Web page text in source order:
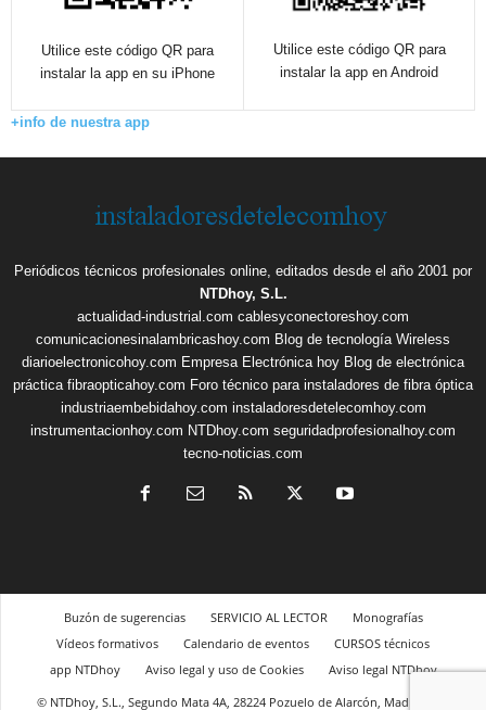
Utilice este código QR para
instalar la app en su iPhone
Utilice este código QR para
instalar la app en Android
+info de nuestra app
Periódicos técnicos profesionales online, editados desde el año 2001 por
NTDhoy, S.L.
actualidad-industrial.com cablesyconectoreshoy.com
comunicacionesinalambricashoy.com Blog de tecnología Wireless
diarioelectronicohoy.com Empresa Electrónica hoy Blog de electrónica
práctica fibraopticahoy.com Foro técnico para instaladores de fibra óptica
industriaembebidahoy.com instaladoresdetelecomhoy.com
instrumentacionhoy.com NTDhoy.com seguridadprofesionalhoy.com
tecno-noticias.com
Buzón de sugerencias SERVICIO AL LECTOR
Monografías
Vídeos formativos
Calendario de eventos
CURSOS técnicos
app NTDhoy
Aviso legal y uso de Cookies
Aviso legal NTDhoy
© NTDhoy, S.L., Segundo Mata 4A, 28224 Pozuelo de Alarcón, Madrid, +34